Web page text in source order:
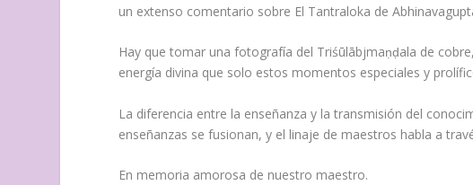
un extenso comentario sobre El Tantraloka de
Hay que tomar una fotografía del Triśūlābjmaṇḍala de
energía divina que solo estos momentos especiales y
La diferencia entre la enseñanza y la transmisión del
enseñanzas se fusionan, y el linaje de maestros habla a
En memoria amorosa de nuestro maestro.